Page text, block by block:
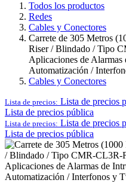
Todos los productos
Redes
Cables y Conectores
Carrete de 305 Metros
Riser / Blindado / Tipo
Aplicaciones de
Automatización /
Cables y Conectores
Lista de precios: Lista de precios
Lista de precios pública
Lista de precios: Lista de precios
Lista de precios pública